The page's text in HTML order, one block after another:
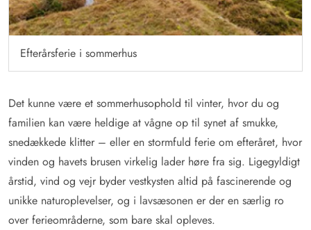
Efterårsferie i sommerhus
Det kunne være et sommerhusophold til vinter, hvor du og
familien kan være heldige at vågne op til synet af smukke,
snedækkede klitter – eller en stormfuld ferie om efteråret, hvor
vinden og havets brusen virkelig lader høre fra sig. Ligegyldigt
årstid, vind og vejr byder vestkysten altid på fascinerende og
unikke naturoplevelser, og i lavsæsonen er der en særlig ro
over ferieområderne, som bare skal opleves.